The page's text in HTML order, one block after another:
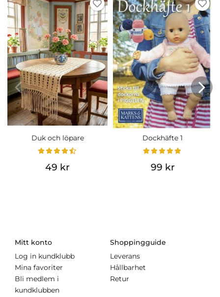
Duk och löpare
49 kr
Dockhäfte 1
99 kr
Mitt konto
Log in kundklubb
Mina favoriter
Bli medlem i
kundklubben
Shoppingguide
Leverans
Hållbarhet
Retur